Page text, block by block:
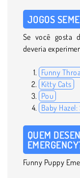
JOGOS
Se você gosta
deveria
Funny
Kitty Cats
Pou
Baby Hazel:
QUEM
Funny Puppy